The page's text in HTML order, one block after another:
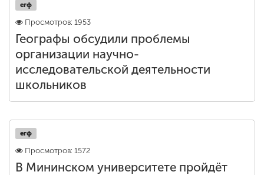
егф
Просмотров: 1953
Географы обсудили проблемы
организации научно-
исследовательской деятельности
школьников
егф
Просмотров: 1572
В Мининском университете пройдёт